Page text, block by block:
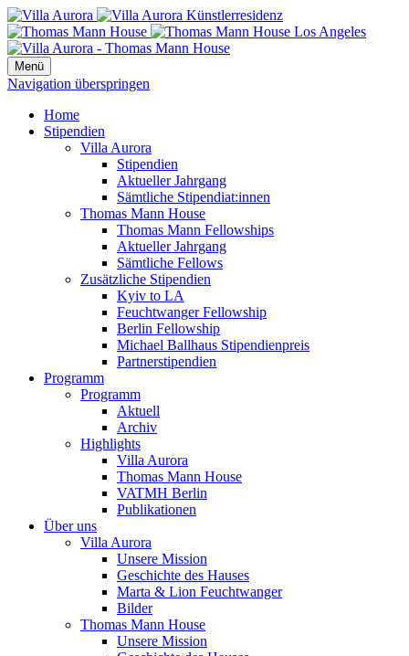
Menü
Navigation überspringen
Home
Stipendien
Villa Aurora
Stipendien
Aktueller Jahrgang
Sämtliche Stipendiat:innen
Thomas Mann House
Thomas Mann Fellowships
Aktueller Jahrgang
Sämtliche Fellows
Zusätzliche Stipendien
Kyiv to LA
Feuchtwanger Fellowship
Berlin Fellowship
Michael Ballhaus Stipendienpreis
Partnerstipendien
Programm
Programm
Aktuell
Archiv
Highlights
Villa Aurora
Thomas Mann House
VATMH Berlin
Publikationen
Über uns
Villa Aurora
Unsere Mission
Geschichte des Hauses
Marta & Lion Feuchtwanger
Bilder
Thomas Mann House
Unsere Mission